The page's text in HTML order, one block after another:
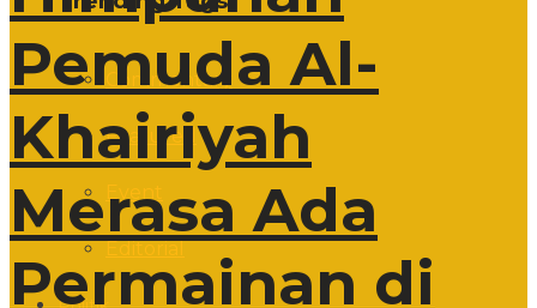
Commentary
Featured
Editorial
Pemuda Al-
Khairiyah
Merasa Ada
Permainan di